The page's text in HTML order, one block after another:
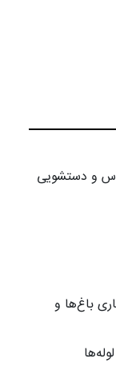
و دستشویی
باغ‌ها و